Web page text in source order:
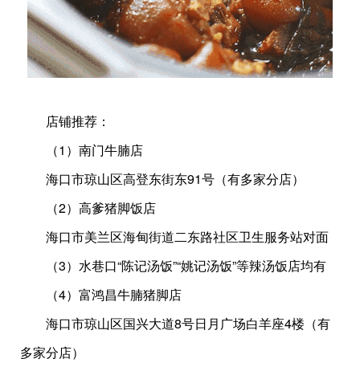
店铺推荐：
（1）南门牛腩店
海口市琼山区高登东街东91号（有多家分店）
（2）高爹猪脚饭店
海口市美兰区海甸街道二东路社区卫生服务站对面
（3）水巷口“陈记汤饭”“姚记汤饭”等辣汤饭店均有
（4）富鸿昌牛腩猪脚店
海口市琼山区国兴大道8号日月广场白羊座4楼（有
多家分店）